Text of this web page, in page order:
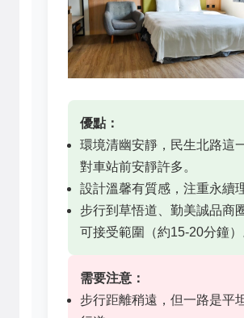
優點：
環境清幽安靜，民生北路這
對車站前安靜許多。
設計溫馨有質感，注重永續
步行到草悟道、勤美誠品商
可接受範圍（約15-20分鐘）
需要注意：
步行距離稍遠，但一路是平